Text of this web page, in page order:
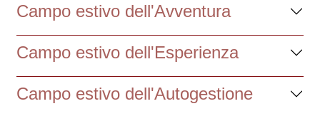
Campo estivo dell'Avventura
Campo estivo dell'Esperienza
Campo estivo dell'Autogestione